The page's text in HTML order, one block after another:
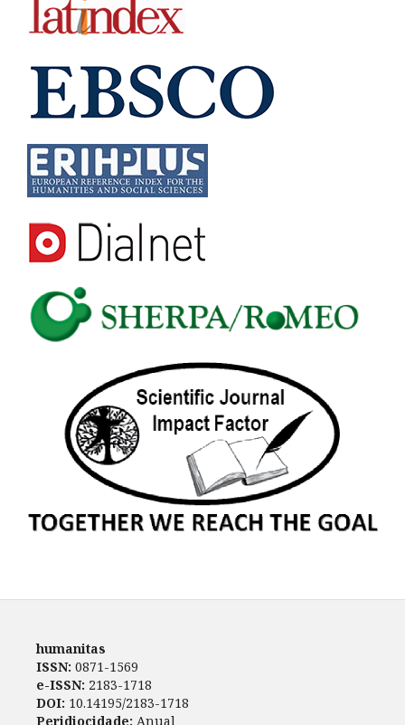
humanitas
ISSN: 0871-1569
e-ISSN: 2183-1718
DOI: 10.14195/2183-1718
Peridiocidade: Anual